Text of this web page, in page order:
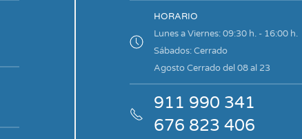
HORARIO
Lunes a Viernes: 09:30 h. - 16:00 h.
Sábados:Cerrado
Agosto Cerrado del 08 al 23
911 990 341
676 823 406